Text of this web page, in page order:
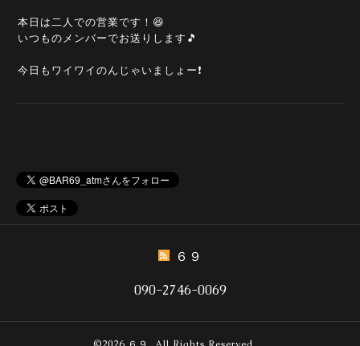
本日は二人での営業です！😆
いつものメンバーでお送りします🎵
今日もワイワイのんじゃいましょー❗
６９
090-2746-0069